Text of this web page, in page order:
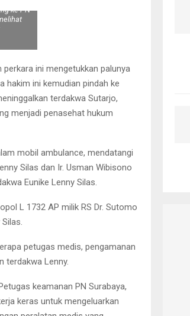
ke PN
ini mengetukkan palunya
hakim ini kemudian pindah ke
terdakwa Sutarjo,
menjadi penasehat hukum
mobil ambulance, mendatangi
Silas dan Ir. Usman Wibisono
Eunike Lenny Silas.
L 1732 AP milik RS Dr. Sutomo
petugas medis, pengamanan
terdakwa Lenny.
keamanan PN Surabaya,
keras untuk mengeluarkan